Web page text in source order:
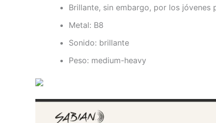
Brillante, sin embargo, por los
Metal: B8
Sonido: brillante
Peso: medium-heavy